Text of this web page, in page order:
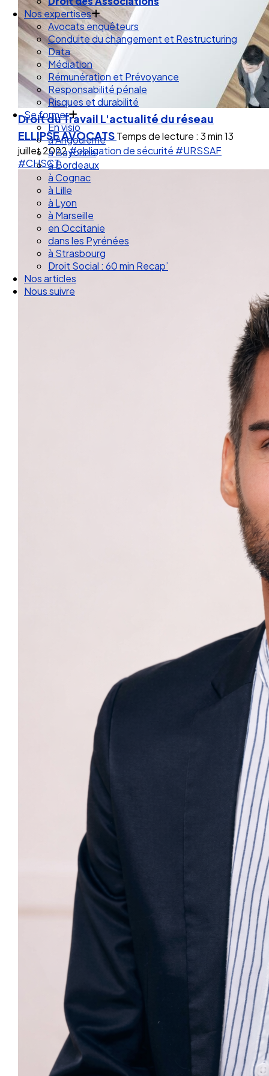
Droit des Associations
Nos expertises
Avocats enquêteurs
Conduite du changement et Restructuring
Data
Médiation
Rémunération et Prévoyance
Responsabilité pénale
Risques et durabilité
Se former
En visio
à Angouleme
à Bayonne
à Bordeaux
à Cognac
à Lille
à Lyon
à Marseille
en Occitanie
dans les Pyrénées
à Strasbourg
Droit Social : 60 min Recap’
Nos articles
Droit du Travail L'actualité du réseau
ELLIPSE AVOCATSTemps de lecture : 3 min13
juillet 2022#obligation de sécurité #URSSAF
#CHSCT